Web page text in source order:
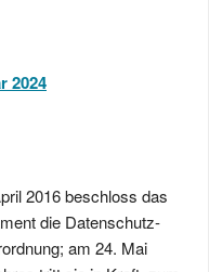
2024
2016 beschloss das
die Datenschutz-
am 24. Mai